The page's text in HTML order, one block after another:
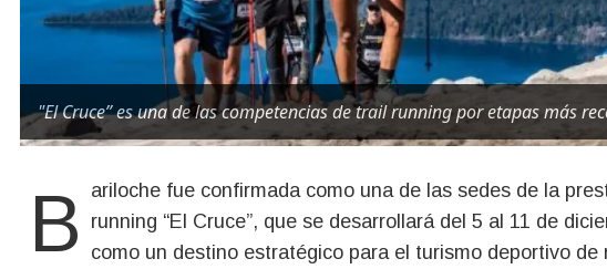
"El Cruce” es una de las competencias de trail running por etapas más
Bariloche fue confirmada como una de las sedes de la prestigiosa carrera internacional de trail
running “El Cruce”, que se desarrollará del 5 al 11 de
como un destino estratégico para el turismo deportivo